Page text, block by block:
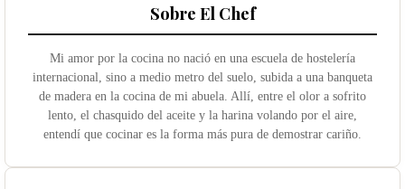
Sobre El Chef
Mi amor por la cocina no nació en una escuela de hostelería
internacional, sino a medio metro del suelo, subida a una banqueta
de madera en la cocina de mi abuela. Allí, entre el olor a sofrito
lento, el chasquido del aceite y la harina volando por el aire,
entendí que cocinar es la forma más pura de demostrar cariño.